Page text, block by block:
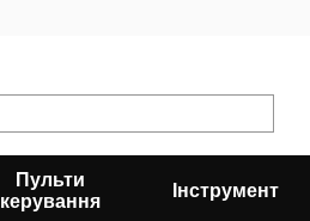
Пульти
керування
Інструмент